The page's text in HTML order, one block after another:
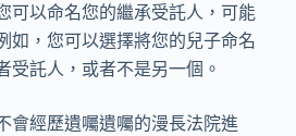
可以命名您的繼承受託人，可能
如，您可以選擇將您的兒子命名
受託人，或者不是另一個。
會經歷遺囑遺囑的漫長法院進